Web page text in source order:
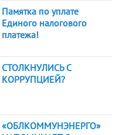
Памятка по уплате
Единого налогового
платежа!
СТОЛКНУЛИСЬ С
КОРРУПЦИЕЙ?
«ОБЛКОММУНЭНЕРГО»